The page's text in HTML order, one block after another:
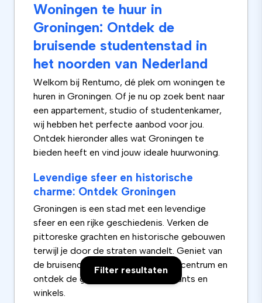
Filter resultaten
Woningen te huur in
Groningen: Ontdek de
bruisende studentenstad in
het noorden van Nederland
Welkom bij Rentumo, dé plek om woningen te
huren in Groningen. Of je nu op zoek bent naar
een appartement, studio of studentenkamer,
wij hebben het perfecte aanbod voor jou.
Ontdek hieronder alles wat Groningen te
bieden heeft en vind jouw ideale huurwoning.
Levendige sfeer en historische
charme: Ontdek Groningen
Groningen is een stad met een levendige
sfeer en een rijke geschiedenis. Verken de
pittoreske grachten en historische gebouwen
terwijl je door de straten wandelt. Geniet van
de bruisende energie van het stadscentrum en
ontdek de gezellige cafés, restaurants en
winkels.